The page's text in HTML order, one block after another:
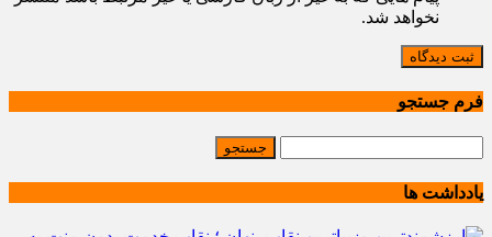
نخواهد شد.
ثبت دیدگاه
فرم جستجو
یادداشت ها